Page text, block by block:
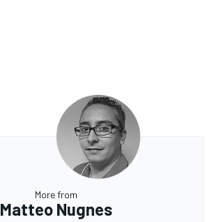
More from
Matteo Nugnes